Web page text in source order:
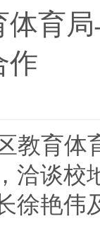
体育
作
教育
洽谈校
徐艳伟